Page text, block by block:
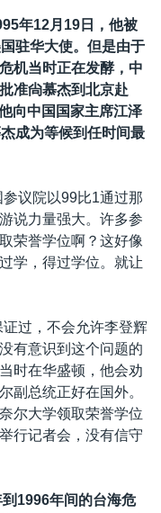
年12月 19日，他被
驻华大使。但是由于
机当时正在发酵，中
准尙慕杰到北京赴
向中国国家主席江泽
成为等候到任时间最
议院以99比1通过那
说力量强大。许多参
荣誉学位啊？这好像
学，得过学位。就让
过，不会允许李登辉
有意识到这个问题的
时在华盛顿，他会劝
副总统正好在国外。
尔大学领取荣誉学位
行记者会，没有信守
1996年间的台海危